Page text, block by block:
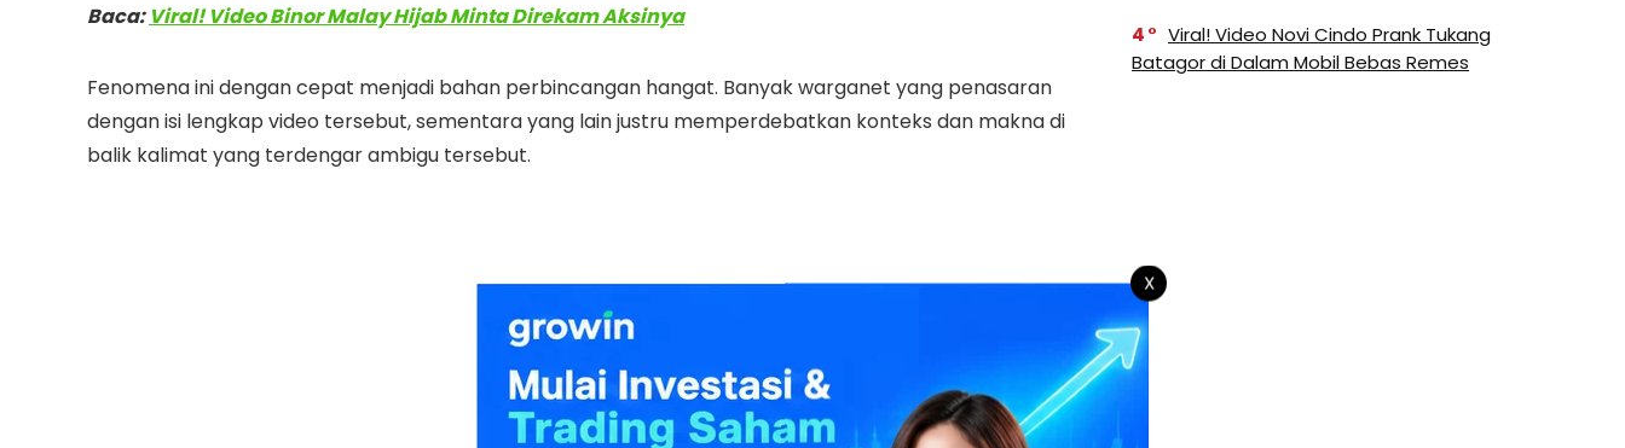
Baca: Viral! Video Binor Malay Hijab Minta Direkam Aksinya
Fenomena ini dengan cepat menjadi bahan perbincangan hangat. Banyak warganet yang penasaran
dengan isi lengkap video tersebut, sementara yang lain justru memperdebatkan konteks dan makna di
balik kalimat yang terdengar ambigu tersebut.
4
Viral! Video Novi Cindo Prank Tukang
Batagor di Dalam Mobil Bebas Remes
X